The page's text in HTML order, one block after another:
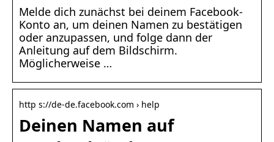
Melde dich zunächst bei deinem Facebook-
Konto an, um deinen Namen zu bestätigen
oder anzupassen, und folge dann der
Anleitung auf dem Bildschirm.
Möglicherweise …
http s://de-de.facebook.com › help
Deinen Namen auf